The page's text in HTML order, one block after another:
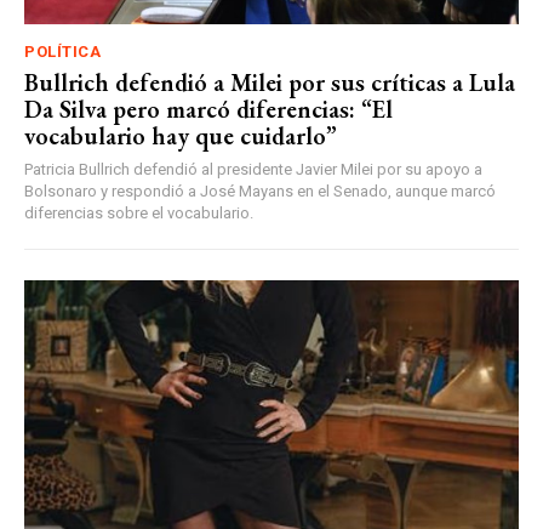
POLÍTICA
Bullrich defendió a Milei por sus críticas a Lula
Da Silva pero marcó diferencias: “El
vocabulario hay que cuidarlo”
Patricia Bullrich defendió al presidente Javier Milei por su apoyo a
Bolsonaro y respondió a José Mayans en el Senado, aunque marcó
diferencias sobre el vocabulario.